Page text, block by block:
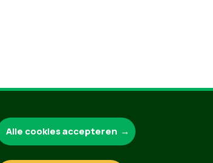
Alle cookies accepteren